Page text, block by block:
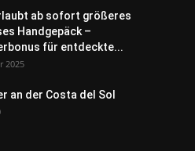
ab sofort größeres
Handgepäck –
für entdeckte...
2025
an der Costa del Sol